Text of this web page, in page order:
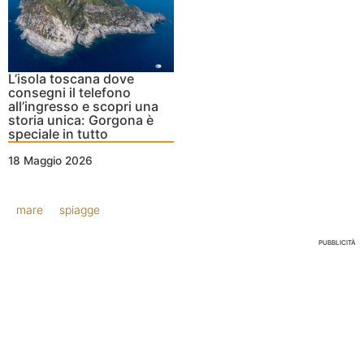
L’isola toscana dove
consegni il telefono
all’ingresso e scopri una
storia unica: Gorgona è
speciale in tutto
18 Maggio 2026
mare spiagge
PUBBLICITÀ